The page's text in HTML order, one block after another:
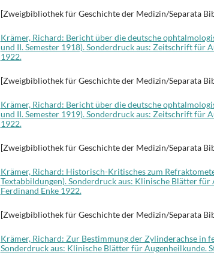
[Zweigbibliothek für Geschichte der Medizin/Separata
Krämer, Richard: Bericht über die deutsche
und II. Semester 1918). Sonderdruck aus: Zeitschrift für
1922.
[Zweigbibliothek für Geschichte der Medizin/Separata
Krämer, Richard: Bericht über die deutsche
und II. Semester 1919). Sonderdruck aus: Zeitschrift für
1922.
[Zweigbibliothek für Geschichte der Medizin/Separata
Krämer, Richard: Historisch-Kritisches zum
Textabbildungen). Sonderdruck aus: Klinische Blätter
Ferdinand Enke 1922.
[Zweigbibliothek für Geschichte der Medizin/Separata
Krämer, Richard: Zur Bestimmung der Zylinderachse in
Sonderdruck aus: Klinische Blätter für Augenheilkunde.